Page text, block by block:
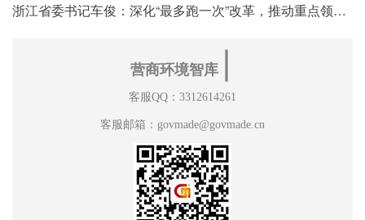
浙江省委书记车俊：深化“最多跑一次”改革，推动重点领域改革
营商环境智库
客服QQ：3312614261
客服邮箱：govmade@govmade.cn